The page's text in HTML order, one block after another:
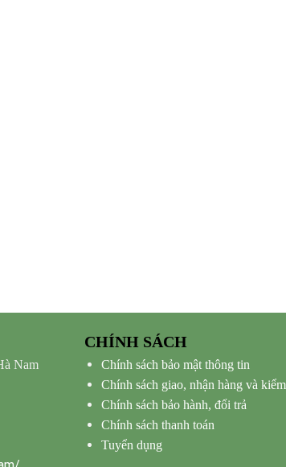
Nam
CHÍNH SÁCH
Chính sách bảo mật thông tin
Chính sách giao, nhận hàng và
Chính sách bảo hành, đổi trả
Chính sách thanh toán
Tuyển dụng